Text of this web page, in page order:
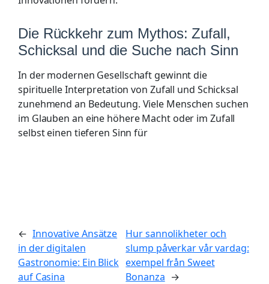
Die Rückkehr zum Mythos: Zufall,
Schicksal und die Suche nach Sinn
In der modernen Gesellschaft gewinnt die
spirituelle Interpretation von Zufall und Schicksal
zunehmend an Bedeutung. Viele Menschen suchen
im Glauben an eine höhere Macht oder im Zufall
selbst einen tieferen Sinn für
← Innovative Ansätze
in der digitalen
Gastronomie: Ein Blick
auf Casina
Hur sannolikheter och
slump påverkar vår vardag:
exempel från Sweet
Bonanza →